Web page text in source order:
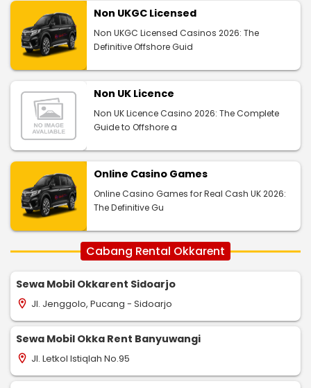
Non UKGC Licensed
Non UKGC Licensed Casinos 2026: The
Definitive Offshore Guid
Non UK Licence
Non UK Licence Casino 2026: The Complete
Guide to Offshore a
Online Casino Games
Online Casino Games for Real Cash UK 2026:
The Definitive Gu
Cabang Rental Okkarent
Sewa Mobil Okkarent Sidoarjo
location_on Jl. Jenggolo, Pucang - Sidoarjo
Sewa Mobil Okka Rent Banyuwangi
location_on Jl. Letkol Istiqlah No.95